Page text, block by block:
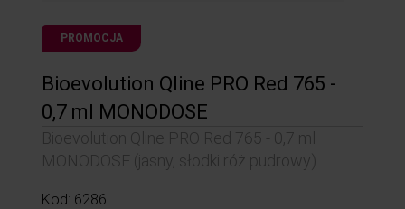
PROMOCJA
Bioevolution Qline PRO Red 765 -
0,7 ml MONODOSE
Bioevolution Qline PRO Red 765 - 0,7 ml
MONODOSE (jasny, słodki róż pudrowy)
Kod: 6286